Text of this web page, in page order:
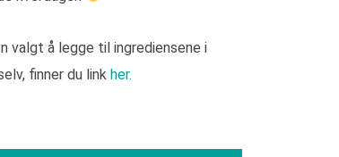
valgt å legge til ingrediensene i
finner du link her.